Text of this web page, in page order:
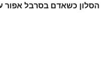
הסלון כשאדם בסרבל אפור